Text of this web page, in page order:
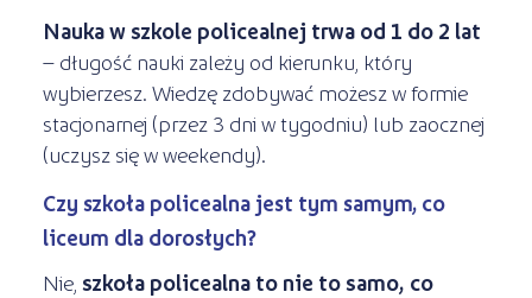
Nauka w szkole policealnej trwa od 1 do 2 lat
– długość nauki zależy od kierunku, który
wybierzesz. Wiedzę zdobywać możesz w formie
stacjonarnej (przez 3 dni w tygodniu) lub zaocznej
(uczysz się w weekendy).
Czy szkoła policealna jest tym samym, co
liceum dla dorosłych?
Nie, szkoła policealna to nie to samo, co